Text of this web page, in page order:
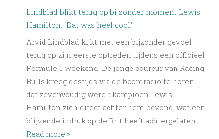
Lindblad blikt terug op bijzonder moment Lewis
Hamilton: "Dat was heel cool"
Arvid Lindblad kijkt met een bijzonder gevoel
terug op zijn eerste optreden tijdens een officieel
Formule 1-weekend. De jonge coureur van Racing
Bulls kreeg destijds via de boordradio te horen
dat zevenvoudig wereldkampioen Lewis
Hamilton zich direct achter hem bevond, wat een
blijvende indruk op de Brit heeft achtergelaten.
Read more »